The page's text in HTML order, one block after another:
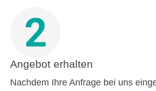
2
Angebot erhalten
Nachdem Ihre Anfrage bei uns